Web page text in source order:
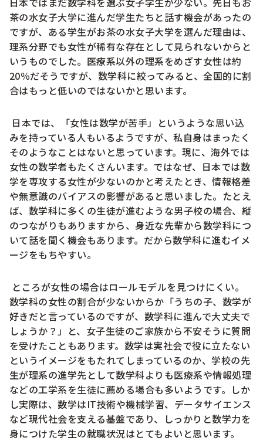
茶の水女子大学に進んだ学生たちと話す機会があったの
ですが、ある学生がお茶の水女子大学を選んだ理由は、
理系分野でも女性が稀有な存在として見られないからと
いうものでした。医療系以外の理系をめざす女性は約
20％だそうですが、数学科に絞ってみると、全国的に割
合はもっと低いのではないかと思います。
日本では、「女性は数学が苦手」というような思い込
みを持っている人もいるようですが、私自身はまったく
そのようなことはないと思っています。現に、海外では
女性の数学者もたくさんいます。ではなぜ、日本では数
学を専攻する女性が少ないのかと考えたとき、情報格差
や無意識のバイアスの影響があると思いました。たとえ
ば、数学科に多くの生徒が進むような男子校の場合、縦
のつながりもありますから、身近な先輩から数学科につ
いて話を聞く機会もあります。だから数学科に進むイメ
ージをもちやすい。
ところが女性の場合はロールモデルを見つけにくい。
数学科の女性の割合が少ないからか「うちの子、数学が
好きだと言っているのですが、数学科に進んで大丈夫で
しょうか？」と、女子生徒のご家族から不安そうに質問
を受けたこともあります。数学は実社会で役に立たない
というイメージをもたれてしまっているのか、学校の先
生が理系の進学先として数学科よりも医療系や情報処理
などの工学系を生徒に薦める場合も多いようです。しか
し実際は、数学はIT技術や機械学習、データサイエンス
など現代社会を支える基盤であり、しっかりと数学力を
身につけた学生の就職状況はとてもよいと思います。